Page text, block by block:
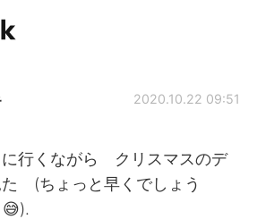
Bahasa
2020.10.22 09:51
行くながら クリスマスのデ
た (ちょっと早くでしょう